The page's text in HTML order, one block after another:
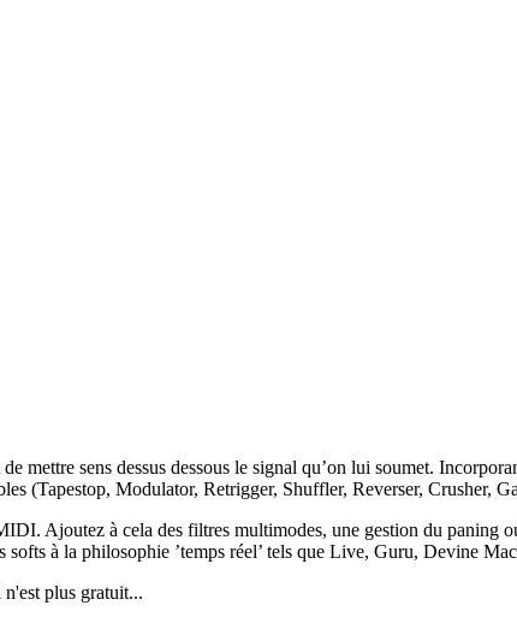
sens dessus dessous le signal qu’on lui soumet.
(Tapestop, Modulator, Retrigger, Shuffler, Reverser, Crusher,
Ajoutez à cela des filtres multimodes, une gestion du paning
à la philosophie ’temps réel’ tels que Live, Guru, Devine
plus gratuit...